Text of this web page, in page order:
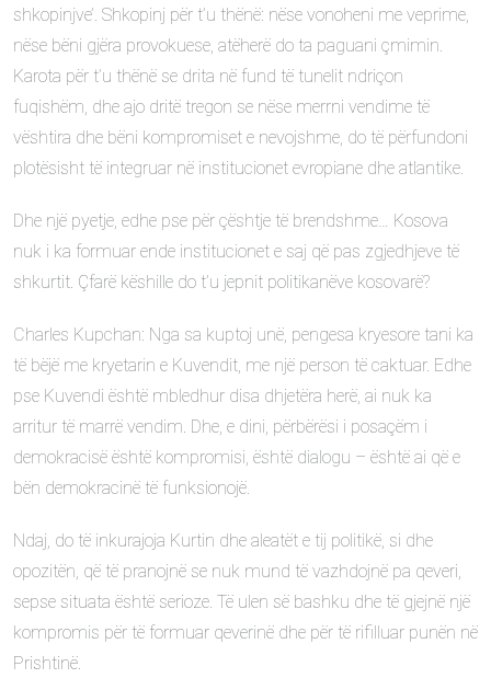
shkopinjve’. Shkopinj për t’u thënë: nëse vonoheni me veprime,
nëse bëni gjëra provokuese, atëherë do ta paguani çmimin.
Karota për t’u thënë se drita në fund të tunelit ndriçon
fuqishëm, dhe ajo dritë tregon se nëse merrni vendime të
vështira dhe bëni kompromiset e nevojshme, do të përfundoni
plotësisht të integruar në institucionet evropiane dhe atlantike.
Dhe një pyetje, edhe pse për çështje të brendshme… Kosova
nuk i ka formuar ende institucionet e saj që pas zgjedhjeve të
shkurtit. Çfarë këshille do t’u jepnit politikanëve kosovarë?
Charles Kupchan: Nga sa kuptoj unë, pengesa kryesore tani ka
të bëjë me kryetarin e Kuvendit, me një person të caktuar. Edhe
pse Kuvendi është mbledhur disa dhjetëra herë, ai nuk ka
arritur të marrë vendim. Dhe, e dini, përbërësi i posaçëm i
demokracisë është kompromisi, është dialogu – është ai që e
bën demokracinë të funksionojë.
Ndaj, do të inkurajoja Kurtin dhe aleatët e tij politikë, si dhe
opozitën, që të pranojnë se nuk mund të vazhdojnë pa qeveri,
sepse situata është serioze. Të ulen së bashku dhe të gjejnë një
kompromis për të formuar qeverinë dhe për të rifilluar punën në
Prishtinë.